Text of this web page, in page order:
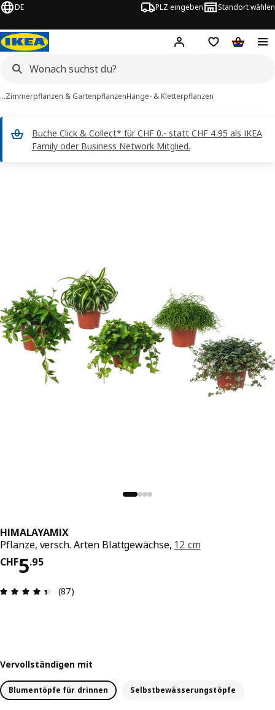
DE PLZ eingeben Standort wählen
Hej! Logge dich ein
Einkaufsliste
…Zimmerpflanzen & GartenpflanzenHänge- & Kletterpflanzen
Buche Click & Collect* für CHF 0.- statt CHF 4.95 als IKEA
Family oder Business Network Mitglied.
HIMALAYAMIX
Pflanze, versch. Arten Blattgewächse, 12 cm
CHF5.95
Preis CHF 5.95
Bewertung: 4.4 von 5 Sterne Anzahl der
(87)
Vervollständigen mit
Blumentöpfe für drinnen Selbstbewässerungstöpfe